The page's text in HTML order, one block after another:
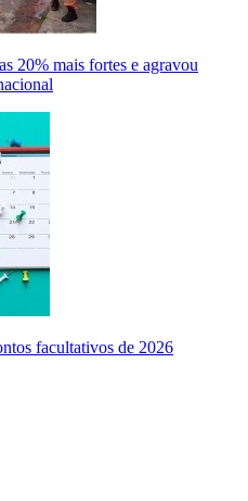
20% mais fortes e agravou
facultativos de 2026